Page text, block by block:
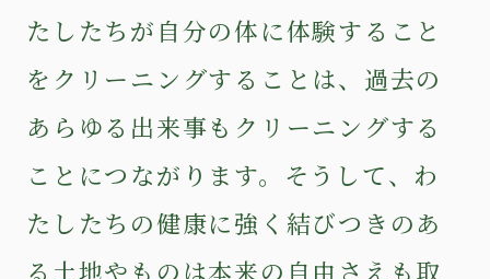
たしたちが自分の体に体験すること
をクリーニングすることは、過去の
あらゆる出来事もクリーニングする
ことにつながります。そうして、わ
たしたちの健康に強く結びつきのあ
る土地やものは本来の自由さえも取